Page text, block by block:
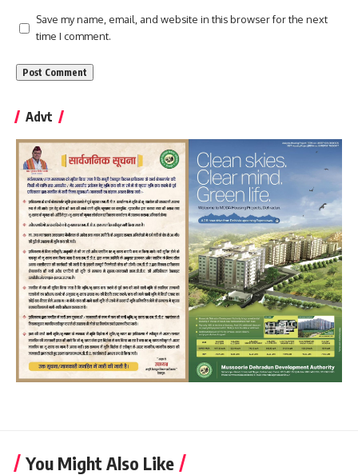
Save my name, email, and website in this browser for the next
time I comment.
Advt
You Might Also Like